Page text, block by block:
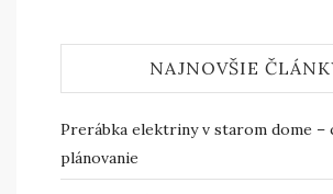
NAJNOVŠIE
Prerábka elektriny v starom dome –
plánovanie